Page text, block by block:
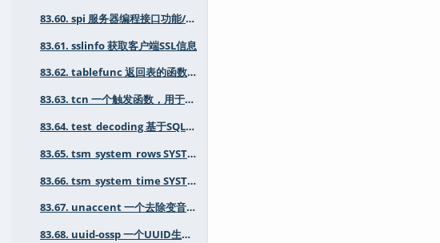
83.60. spi 服务器编程接口功能/示例
83.61. sslinfo 获取客户端SSL信息
83.62. tablefunc 返回表的函数（crosstab及其他）
83.63. tcn 一个触发函数，用于通知监听者表内容的更改
83.64. test_decoding 基于SQL的WAL逻辑解码测试/示例模块
83.65. tsm_system_rows SYSTEM_ROWS采样方法用于TABLESAMPLE
83.66. tsm_system_time SYSTEM_TIME采样方法用于TABLESAMPLE
83.67. unaccent 一个去除变音符号的文本搜索字典
83.68. uuid-ossp 一个UUID生成器